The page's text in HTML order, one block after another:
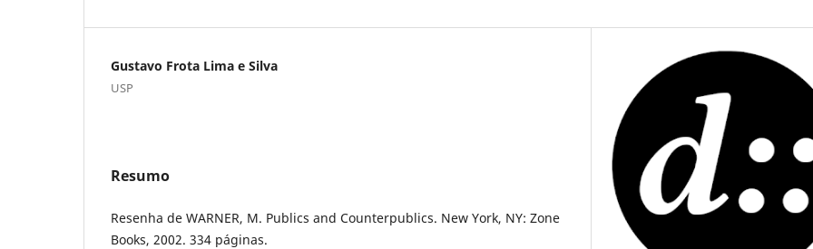
Gustavo Frota Lima e Silva
USP
Resumo
Resenha de WARNER, M. Publics and Counterpublics. New York, NY: Zone
Books, 2002. 334 páginas.